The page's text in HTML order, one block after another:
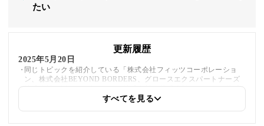
たい
更新履歴
2025年5月20日
同じトピックを紹介している「株式会社フィッツコーポレーショ
ン、株式会社BEYOND BORDERS、グロースエクスパートナーズ
株式会社、Plug and Play Japan株式会社、株式会社ベクトル、株式
会社TableCheck」への内部リンクを追加しました
すべてを見る